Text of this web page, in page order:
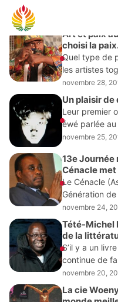
NOVEMBRE 2011
Art et paix
choisi la
politiques
Quel type de
les artistes
dans leur
gagnant bien
novembre 28,
Leur premier
éwé parlée
dernier à
novembre 25,
13e Journée
Cénacle met
Le Cénacle
Génération
célébrer la «
Poésie ».
novembre 24,
Tété-Michel
de la
S’il y a un
continue de
c’est bien le
Groenland », de
novembre 20,
La cie Woenyo crée sa «